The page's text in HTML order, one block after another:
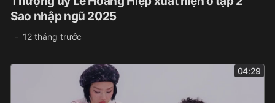
Sao nhập ngũ 2025
12 tháng trước
04:29